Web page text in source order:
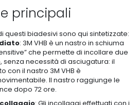
principali
questi biadesivi sono qui sintetizzate:
: 3M VHB è un nastro in schiuma
che permette di incollare due
senza necessità di asciugatura: il
con il nastro 3M VHB è
Il nastro raggiunge le
dopo 72 ore.